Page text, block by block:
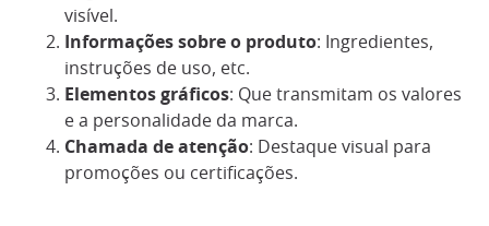
visível.
Informações sobre o produto: Ingredientes,
instruções de uso, etc.
Elementos gráficos: Que transmitam os valores
e a personalidade da marca.
Chamada de atenção: Destaque visual para
promoções ou certificações.